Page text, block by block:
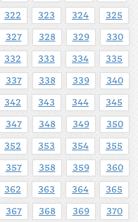
322 323 324 325
327 328 329 330
332 333 334 335
337 338 339 340
342 343 344 345
347 348 349 350
352 353 354 355
357 358 359 360
362 363 364 365
367 368 369 370